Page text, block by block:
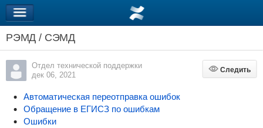
РЭМД / СЭМД
Отдел технической поддержки
дек 06, 2021
Следить
Следить
Автоматическая переотправка ошибок
Обращение в ЕГИСЗ по ошибкам
Ошибки